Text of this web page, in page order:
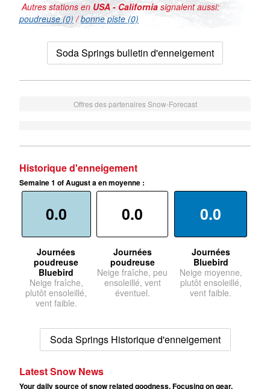
Autres stations en USA - California signalent aussi:
poudreuse (0) /bonne piste (0)
Soda Springs bulletin d'enneigement
Offres des partenaires Snow-Forecast
Historique d'enneigement
Semaine 1 of August a en moyenne :
0.0
Journées
poudreuse
Bluebird
Neige fraîche,
plutôt ensoleillé,
vent faible.
0.0
Journées
poudreuse
Neige fraîche, peu
ensoleillé, vent
éventuel.
0.0
Journées
Bluebird
Neige moyenne,
plutôt ensoleillé,
vent faible.
Soda Springs Historique d'enneigement